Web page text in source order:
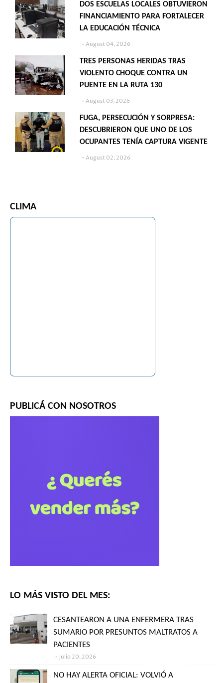
DOS ESCUELAS LOCALES OBTUVIERON
FINANCIAMIENTO PARA FORTALECER
LA EDUCACIÓN TÉCNICA
August 04, 2026
TRES PERSONAS HERIDAS TRAS
VIOLENTO CHOQUE CONTRA UN
PUENTE EN LA RUTA 130
August 03, 2026
FUGA, PERSECUCIÓN Y SORPRESA:
DESCUBRIERON QUE UNO DE LOS
OCUPANTES TENÍA CAPTURA VIGENTE
August 02, 2026
CLIMA
PUBLICÁ CON NOSOTROS
LO MÁS VISTO DEL MES:
CESANTEARON A UNA ENFERMERA TRAS
SUMARIO POR PRESUNTOS MALTRATOS A
PACIENTES
julio 20, 2026
NO HAY ALERTA OFICIAL: VOLVIÓ A